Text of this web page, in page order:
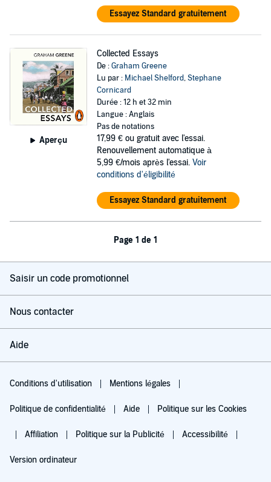
Essayez Standard gratuitement
Aperçu
Collected Essays
De :Graham Greene
Lu par : Michael Shelford,Stephane
Cornicard
Durée : 12 h et 32 min
Langue : Anglais
Pas de notations
17,99 € ou gratuit avec l'essai.
Renouvellement automatique à
5,99 €/mois après l'essai. Voir
conditions d'éligibilité
Essayez Standard gratuitement
Page 1 de 1
Saisir un code promotionnel
Nous contacter
Aide
Conditions d'utilisation Mentions légales
Politique de confidentialité Aide Politique sur les Cookies
Affiliation Politique sur la Publicité Accessibilité
Version ordinateur